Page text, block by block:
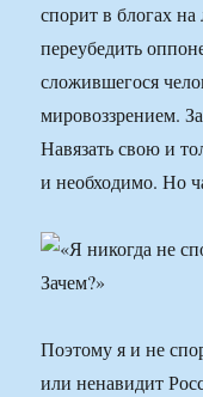
спорит в блогах
переубедить
сложившегося
мировоззрением.
Навязать свою и
и необходимо. Но
Поэтому я и не
или ненавидит